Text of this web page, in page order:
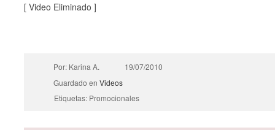
[ Video Eliminado ]
Por: Karina A.
19/07/2010
Guardado en Videos
Etiquetas: Promocionales